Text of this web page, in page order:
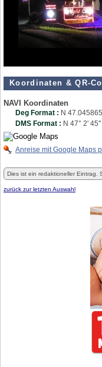
Koordinaten & QR-
NAVI Koordinaten
Deg Format : N
DMS Format : N 47° 2'
Anreise mit Google Maps
Dies ist ein redaktioneller Eintrag.
zurück zur letzten Auswahl